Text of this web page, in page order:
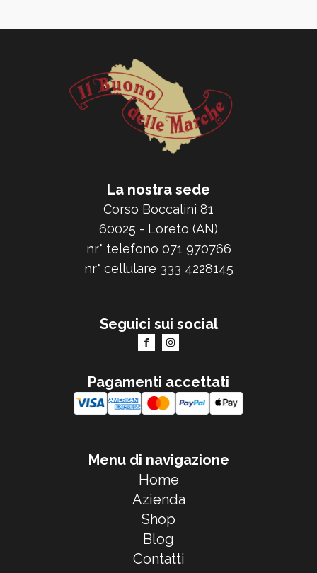
La nostra sede
Corso Boccalini 81
60025 - Loreto (AN)
nr° telefono 071 970766
nr° cellulare 333 4228145
Seguici sui social
Pagamenti accettati
Menu di navigazione
Home
Azienda
Shop
Blog
Contatti